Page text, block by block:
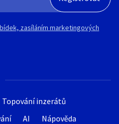
Topování inzerátů
AI
Nápověda
zasíláním marketingových